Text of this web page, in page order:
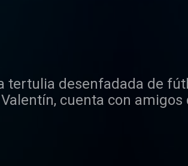
tertulia desenfadada de
cuenta con